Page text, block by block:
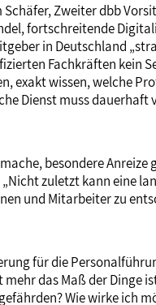
Zweiter dbb
fortschreitende
in Deutschland
Fachkräften kein
exakt wissen, welche
Dienst muss dauerhaft
besondere
zuletzt kann eine
und Mitarbeiter zu
für die
das Maß der Dinge
Wie wirke ich